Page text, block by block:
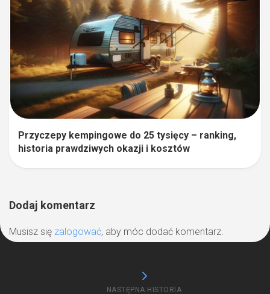
Przyczepy kempingowe do 25 tysięcy – ranking,
historia prawdziwych okazji i kosztów
Dodaj komentarz
Musisz się zalogować, aby móc dodać komentarz.
NASTĘPNA HISTORIA